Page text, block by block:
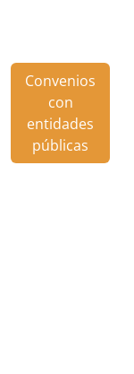
Convenios
con
entidades
públicas